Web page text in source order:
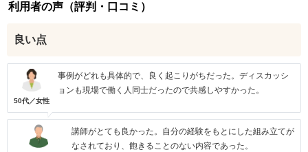
利用者の声（評判・口コミ）
良い点
50代／女性
事例がどれも具体的で、良く起こりがちだった。ディスカッシ
ョンも現場で働く人同士だったので共感しやすかった。
講師がとても良かった。自分の経験をもとにした組み立てが
なされており、飽きることのない内容であった。